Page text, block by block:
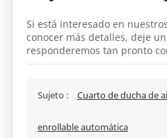
Si está interesado en
conocer más detalles, deje
responderemos tan pronto
Sujeto : Cuarto de ducha de
enrollable automática